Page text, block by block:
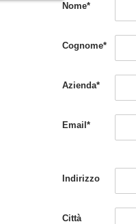
Nome*
Cognome*
Azienda*
Email*
Indirizzo
Città